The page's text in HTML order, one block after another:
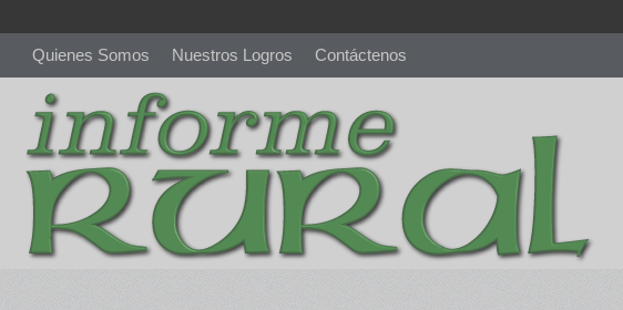
Quienes Somos Nuestros Logros Contáctenos
richardmillereplica is also available with delicate watches for women.patekphilippe.to